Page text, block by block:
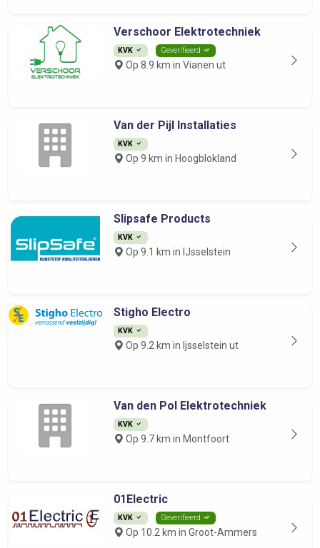
Verschoor Elektrotechniek
KVK Geverifieerd
Op 8.9 km in Vianen ut
Van der Pijl Installaties
KVK
Op 9 km in Hoogblokland
Slipsafe Products
KVK
Op 9.1 km in IJsselstein
Stigho Electro
KVK
Op 9.2 km in Ijsselstein ut
Van den Pol Elektrotechniek
KVK
Op 9.7 km in Montfoort
01Electric
KVK Geverifieerd
Op 10.2 km in Groot-Ammers